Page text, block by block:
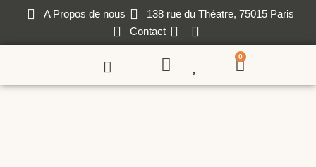
A Propos de nous
138 rue du Théatre, 75015 Paris
Contact
0